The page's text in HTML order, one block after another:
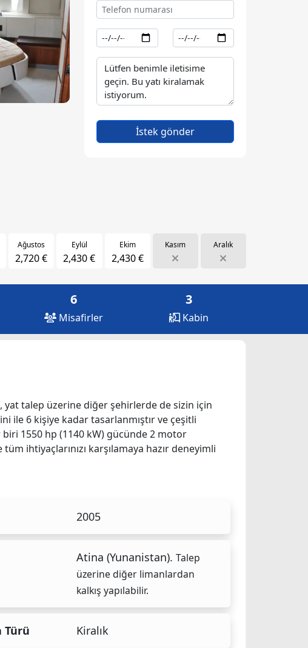
İstek gönder
Ağustos
2,720 €
Eylül
2,430 €
Ekim
2,430 €
Kasım Aralık
6
Misafirler
3
Kabin
yat talep üzerine diğer şehirlerde de sizin için
ile 6 kişiye kadar tasarlanmıştır ve çeşitli
1550 hp (1140 kW) gücünde 2 motor
ihtiyaçlarınızı karşılamaya hazır deneyimli
2005
Atina (Yunanistan). Talep
üzerine diğer limanlardan
kalkış yapılabilir.
Türü Kiralık